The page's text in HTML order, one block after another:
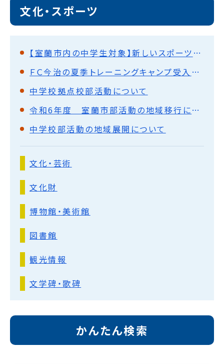
文化・スポーツ
【室蘭市内の中学生対象】新しいスポーツ・文化の形「フリークラブ」開講します
ＦＣ今治の夏季トレーニングキャンプ受入れについて
中学校拠点校部活動について
令和6年度 室蘭市部活動の地域移行に向けた協議会
中学校部活動の地域展開について
文化・芸術
文化財
博物館・美術館
図書館
観光情報
文学碑・歌碑
かんたん検索